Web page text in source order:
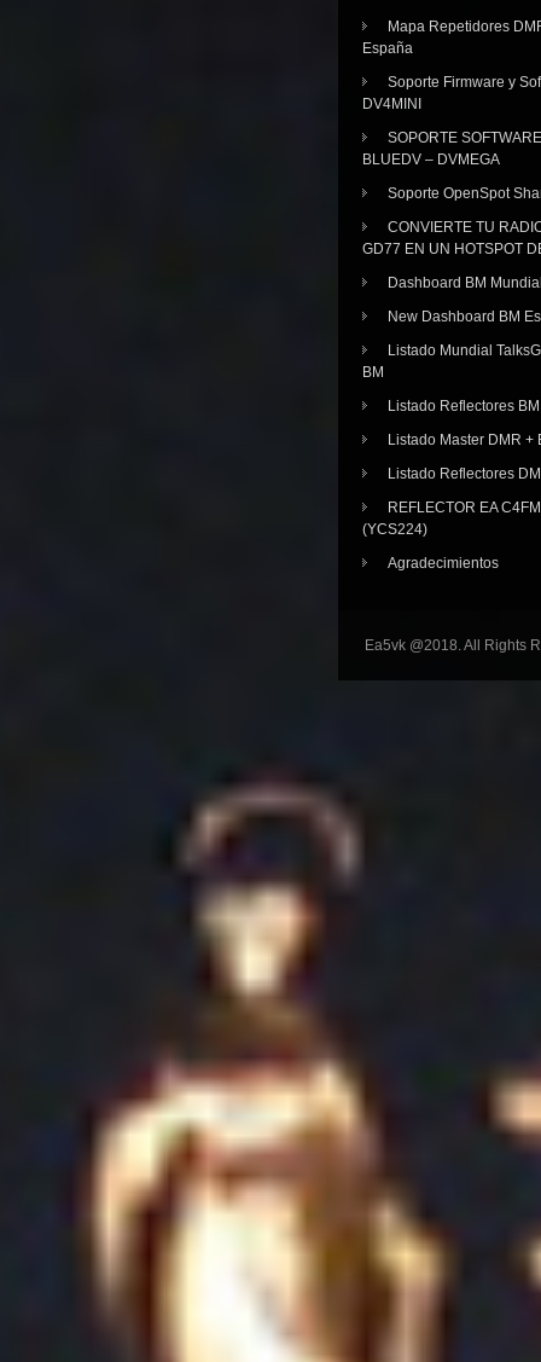
Mapa Repetidores
España
Soporte Firmware y
DV4MINI
SOPORTE SOFTWARE
BLUEDV – DVMEGA
Soporte OpenSpot
CONVIERTE TU
GD77 EN UN HOTSPOT
Dashboard BM
New Dashboard BM
Listado Mundial
BM
Listado Reflectores BM
Listado Master DMR +
Listado Reflectores
REFLECTOR EA
(YCS224)
Agradecimientos
Ea5vk @2018. All Rights